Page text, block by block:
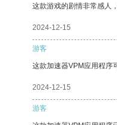
这款游戏的剧情非常感人
2024-12-15
游客
这款加速器VPM应用程序
2024-12-15
游客